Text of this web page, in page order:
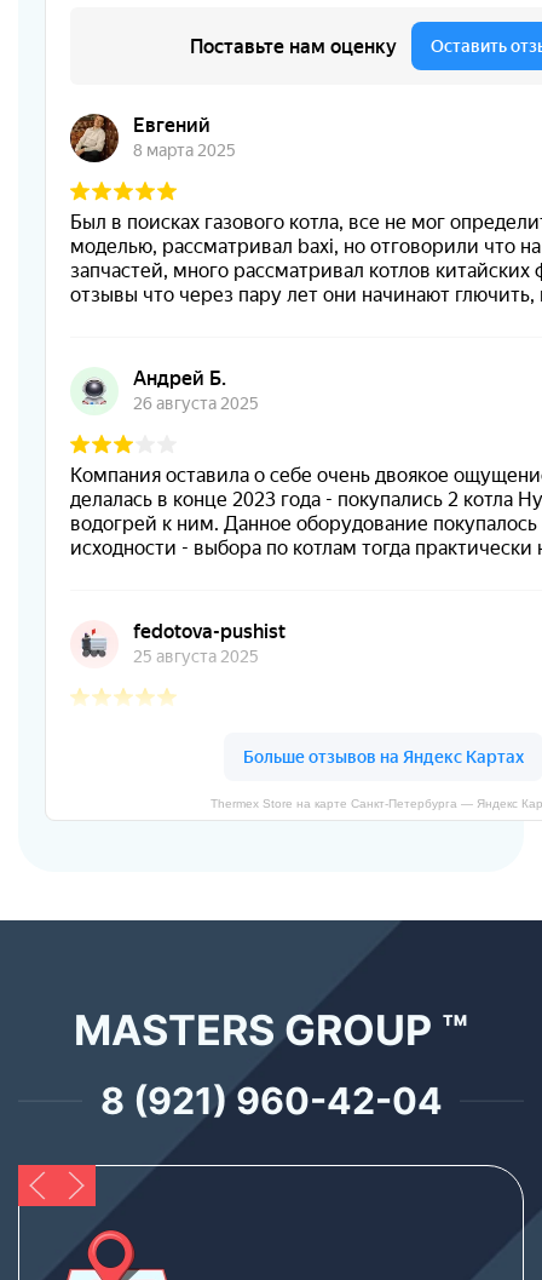
Thermex Store на карте Санкт‑Петербурга — Яндекс
MASTERS GROUP ™
8 (921) 960-42-04